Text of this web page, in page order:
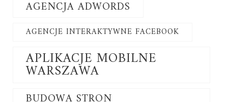
AGENCJA ADWORDS
AGENCJE INTERAKTYWNE FACEBOOK
APLIKACJE MOBILNE
WARSZAWA